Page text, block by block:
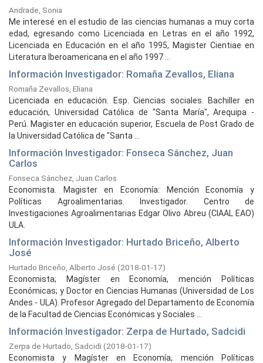
Andrade, Sonia
Me interesé en el estudio de las ciencias humanas a muy corta
edad, egresando como Licenciada en Letras en el año 1992,
Licenciada en Educación en el año 1995, Magister Cientiae en
Literatura Iberoamericana en el año 1997 ...
Información Investigador: Romaña Zevallos, Eliana
Romaña Zevallos, Eliana
Licenciada en educación. Esp. Ciencias sociales. Bachiller en
educación, Universidad Católica de "Santa María", Arequipa -
Perú. Magister en educación superior, Escuela de Post Grado de
la Universidad Católica de "Santa ...
Información Investigador: Fonseca Sánchez, Juan
Carlos
Fonseca Sánchez, Juan Carlos
Economista. Magister en Economía: Mención Economía y
Políticas Agroalimentarias. Investigador. Centro de
Investigaciones Agroalimentarias Edgar Olivo Abreu (CIAAL EAO)
ULA.
Información Investigador: Hurtado Briceño, Alberto
José
Hurtado Briceño, Alberto José (2018-01-17)
Economista; Magíster en Economía, mención Políticas
Económicas; y Doctor en Ciencias Humanas (Universidad de Los
Andes - ULA). Profesor Agregado del Departamento de Economía
de la Facultad de Ciencias Económicas y Sociales ...
Información Investigador: Zerpa de Hurtado, Sadcidi
Zerpa de Hurtado, Sadcidi(2018-01-17)
Economista y Magíster en Economía, mención Políticas